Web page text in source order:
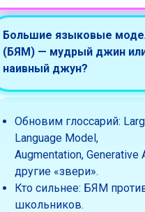
Обновим глоссарий:
Language Model,
Augmentation, Generative
другие «звери».
Кто сильнее: БЯМ
школьников.
Большие языковые
(БЯМ) — мудрый джин
наивный джун?